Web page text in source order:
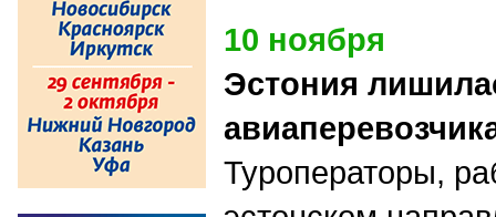
10 ноября
Эстония
Туроператоры,